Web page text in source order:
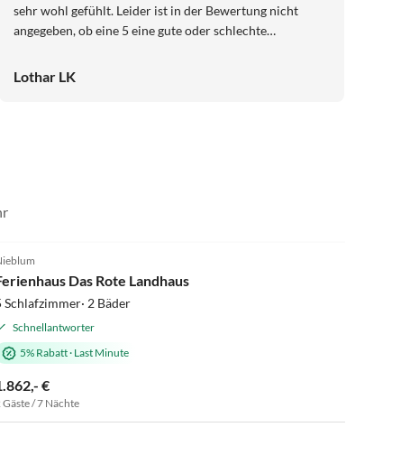
sehr wohl gefühlt. Leider ist in der Bewertung nicht
angegeben, ob eine 5 eine gute oder schlechte
Bewertung mit einer 5 entschieden und hoffen, dass wir
Lothar LK
Das Rote Landhaus
Schlafzimmer· 2 Bäder
Schnellantworter
5% Rabatt· Last Minute
€
Gäste / 7 Nächte